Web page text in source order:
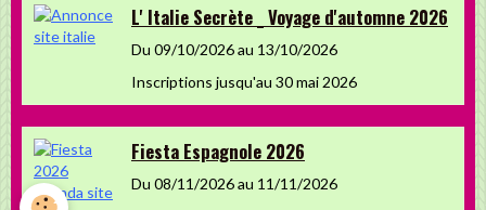
L' Italie Secrète _ Voyage d'automne 2026
Du 09/10/2026au 13/10/2026
Inscriptions jusqu'au 30 mai 2026
Fiesta Espagnole 2026
Du 08/11/2026au 11/11/2026